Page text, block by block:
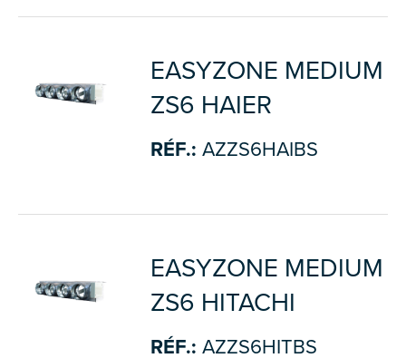
EASYZONE MEDIUM
ZS6 HAIER
RÉF.: AZZS6HAIBS
EASYZONE MEDIUM
ZS6 HITACHI
RÉF.: AZZS6HITBS